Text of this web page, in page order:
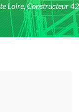
Loire, Constructeur 42